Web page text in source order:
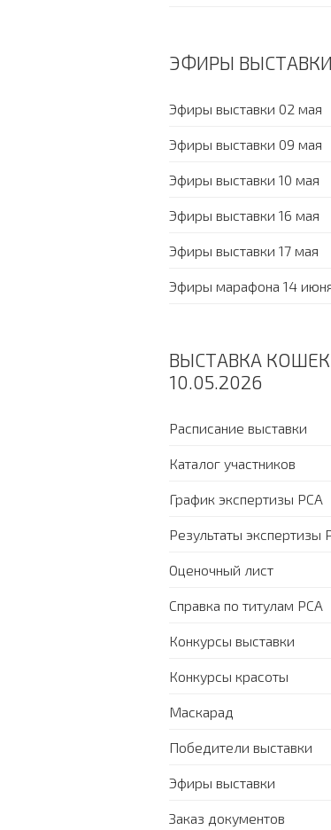
ЭФИРЫ ВЫСТАВКИ
Эфиры выставки 02 мая
Эфиры выставки 09 мая
Эфиры выставки 10 мая
Эфиры выставки 16 мая
Эфиры выставки 17 мая
Эфиры марафона 14
ВЫСТАВКА
10.05.2026
Расписание выставки
Каталог участников
График экспертизы PCA
Результаты экспертизы
Оценочный лист
Справка по титулам PCA
Конкурсы выставки
Конкурсы красоты
Маскарад
Победители выставки
Эфиры выставки
Заказ документов